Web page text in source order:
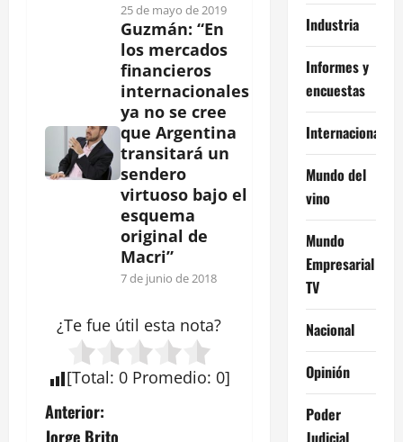
25 de mayo de 2019
Guzmán: “En
los mercados
financieros
internacionales
ya no se cree
que Argentina
transitará un
sendero
virtuoso bajo el
esquema
original de
Macri”
7 de junio de 2018
¿Te fue útil esta nota?
[Total: 0 Promedio: 0]
N
Anterior:
Jorge Brito
Industria
Informes y
encuestas
Internacional
Mundo del
vino
Mundo
Empresarial
TV
Nacional
Opinión
Poder
Judicial